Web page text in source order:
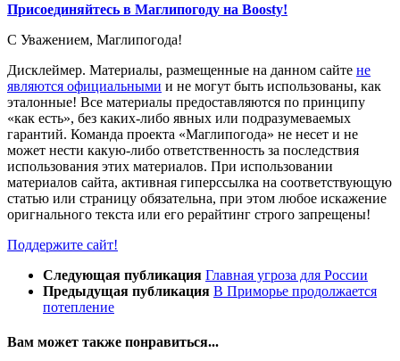
Присоединяйтесь в Маглипогоду на Boosty!
С Уважением, Маглипогода!
Дисклеймер. Материалы, размещенные на данном сайте не
являются официальными и не могут быть использованы, как
эталонные! Все материалы предоставляются по принципу
«как есть», без каких-либо явных или подразумеваемых
гарантий. Команда проекта «Маглипогода» не несет и не
может нести какую-либо ответственность за последствия
использования этих материалов. При использовании
материалов сайта, активная гиперссылка на соответствующую
статью или страницу обязательна, при этом любое искажение
оригнального текста или его рерайтинг строго запрещены!
Поддержите сайт!
Следующая публикация Главная угроза для России
Предыдущая публикация В Приморье продолжается
потепление
Вам может также понравиться...